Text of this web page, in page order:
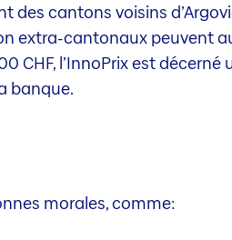
cantons voisins
extra-cantonaux peuvent
CHF, l’InnoPrix est
banque.
morales, comme: